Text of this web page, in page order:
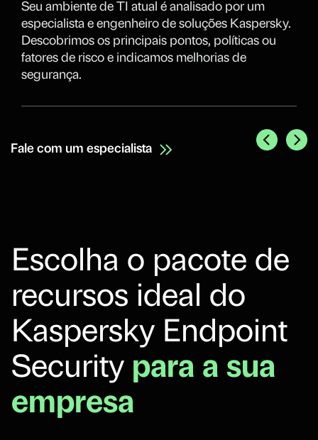
Seu ambiente de TI atual é analisado por um
especialista e engenheiro de soluções Kaspersky.
Descobrimos os principais pontos, políticas ou
fatores de risco e indicamos melhorias de
segurança.
Fale com um especialista
Escolha o pacote de
recursos ideal do
Kaspersky Endpoint
Security para a sua
empresa